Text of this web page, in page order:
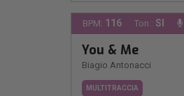
BPM: 116 Ton.: SI
You & Me
Biagio Antonacci
MULTITRACCIA